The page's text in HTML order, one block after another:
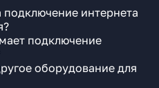
подключение интернета
подключение
оборудование для